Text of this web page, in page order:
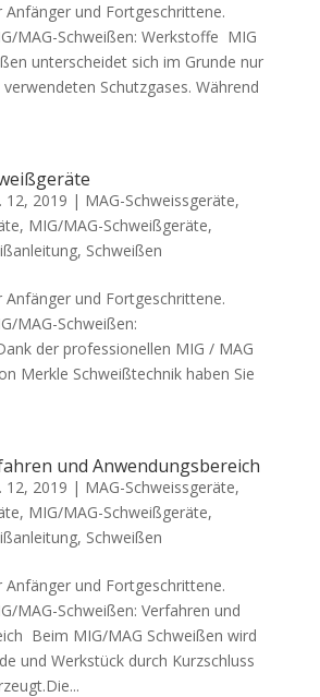
Anfänger und Fortgeschrittene.
MAG-Schweißen: Werkstoffe MIG
unterscheidet sich im Grunde nur
Schutzgases. Während
12, 2019 | MAG-Schweissgeräte,
, MIG/MAG-Schweißgeräte,
, Schweißen
Anfänger und Fortgeschrittene.
MAG-Schweißen:
der professionellen MIG / MAG
Merkle Schweißtechnik haben Sie
und Anwendungsbereich
12, 2019 | MAG-Schweissgeräte,
, MIG/MAG-Schweißgeräte,
, Schweißen
Anfänger und Fortgeschrittene.
MAG-Schweißen: Verfahren und
Beim MIG/MAG Schweißen wird
und Werkstück durch Kurzschluss